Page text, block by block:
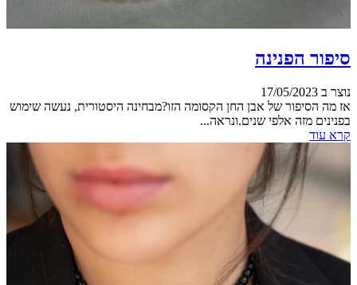
סיפור הפנינה
נוצר ב 17/05/2023
אז מה הסיפור של אבן החן הקסומה הזו?מבחינה היסטורית, נעשה שימוש
בפנינים מזה אלפי שנים.ונראה...
קרא עוד